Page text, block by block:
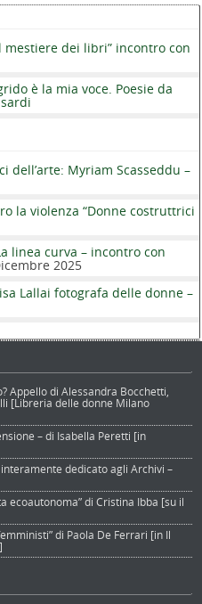
mestiere dei libri” incontro con
è la mia voce. Poesie da
dell’arte: Myriam Scasseddu –
la violenza “Donne costruttrici
linea curva – incontro con
2025
Lallai fotografa delle donne –
Appello di Alessandra Bocchetti,
[Libreria delle donne Milano
– di Isabella Peretti [in
dedicato agli Archivi –
ecoautonoma” di Cristina Ibba [su il
di Paola De Ferrari [in Il